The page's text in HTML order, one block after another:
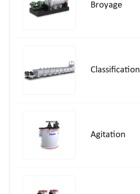
Broyage
Classification
Agitation